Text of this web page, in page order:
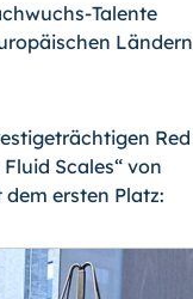
Talente
Ländern
Red
Scales“ von
ersten Platz: